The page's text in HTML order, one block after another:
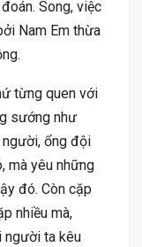
Song, việc
Nam Em thừa
từng quen với
sướng như
người, ổng đội
mà yêu những
đó. Còn cặp
nhiều mà,
người ta kêu